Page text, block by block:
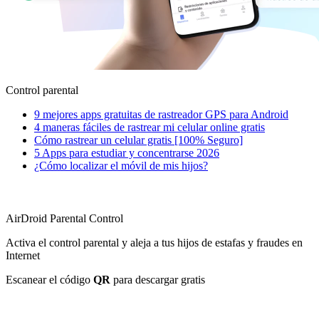
Control parental
9 mejores apps gratuitas de rastreador GPS para Android
4 maneras fáciles de rastrear mi celular online gratis
Cómo rastrear un celular gratis [100% Seguro]
5 Apps para estudiar y concentrarse 2026
¿Cómo localizar el móvil de mis hijos?
AirDroid Parental Control
Activa el control parental y aleja a tus hijos de estafas y fraudes en
Internet
Escanear el código QR para descargar gratis